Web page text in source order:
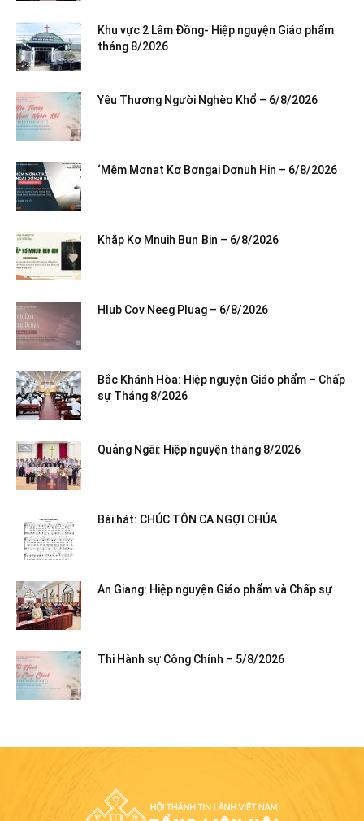
Khu vực 2 Lâm Đồng- Hiệp nguyện Giáo phẩm
tháng 8/2026
Yêu Thương Người Nghèo Khổ – 6/8/2026
‘Mêm Mơnat Kơ Bơngai Dơnuh Hin – 6/8/2026
Khăp Kơ Mnuih Bun Ƀin – 6/8/2026
Hlub Cov Neeg Pluag – 6/8/2026
Bắc Khánh Hòa: Hiệp nguyện Giáo phẩm – Chấp
sự Tháng 8/2026
Quảng Ngãi: Hiệp nguyện tháng 8/2026
Bài hát: CHÚC TÔN CA NGỢI CHÚA
An Giang: Hiệp nguyện Giáo phẩm và Chấp sự
Thi Hành sự Công Chính – 5/8/2026